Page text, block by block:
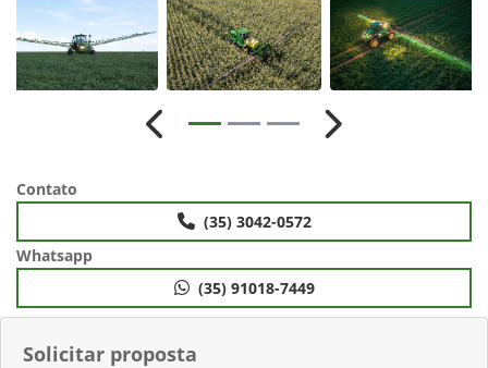
Solicitar proposta
Anterior Próximo
Contato
(35) 3042-0572
Whatsapp
(35) 91018-7449